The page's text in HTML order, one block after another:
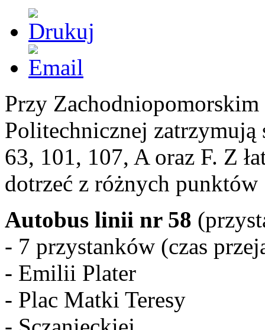
Przy
Politechnicznej
63, 101, 107, A oraz F. Z
dotrzeć z różnych punktów
Autobus linii nr 58
- 7 przystanków (czas
- Emilii Plater
- Plac Matki Teresy